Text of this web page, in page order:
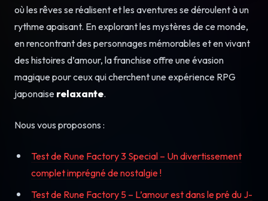
où les rêves se réalisent et les aventures se déroulent à un
rythme apaisant. En explorant les mystères de ce monde,
en rencontrant des personnages mémorables et en vivant
des histoires d’amour, la franchise offre une évasion
magique pour ceux qui cherchent une expérience RPG
japonaise relaxante.
Nous vous proposons :
Test de Rune Factory 3 Special – Un divertissement
complet imprégné de nostalgie !
Test de Rune Factory 5 – L’amour est dans le pré du J-